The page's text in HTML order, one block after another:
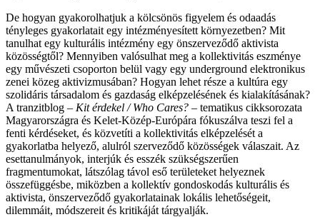
De hogyan gyakorolhatjuk a kölcsönös figyelem és odaadás
tényleges gyakorlatait egy intézményesített környezetben? Mit
tanulhat egy kulturális intézmény egy önszerveződő aktivista
közösségtől? Mennyiben valósulhat meg a kollektivitás eszménye
egy művészeti csoporton belül vagy egy underground elektronikus
zenei közeg aktivizmusában? Hogyan lehet része a kultúra egy
szolidáris társadalom és gazdaság elképzelésének és kialakításának?
A tranzitblog – Kit érdekel / Who Cares? – tematikus cikksorozata
Magyarországra és Kelet-Közép-Európára fókuszálva teszi fel a
fenti kérdéseket, és közvetíti a kollektivitás elképzelését a
gyakorlatba helyező, alulról szerveződő közösségek válaszait. Az
esettanulmányok, interjúk és esszék szükségszerűen
fragmentumokat, látszólag távol eső területeket helyeznek
összefüggésbe, miközben a kollektív gondoskodás kulturális és
aktivista, önszerveződő gyakorlatainak lokális lehetőségeit,
dilemmáit, módszereit és kritikáját tárgyalják.